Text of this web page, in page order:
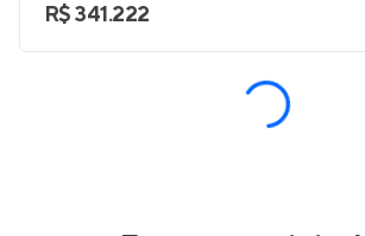
R$ 341.222